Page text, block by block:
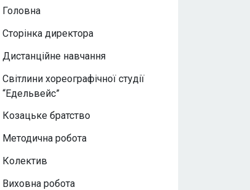
Головна
Сторінка директора
Дистанційне навчання
Світлини хореографічної студії
“Едельвейс”
Козацьке братство
Методична робота
Колектив
Виховна робота